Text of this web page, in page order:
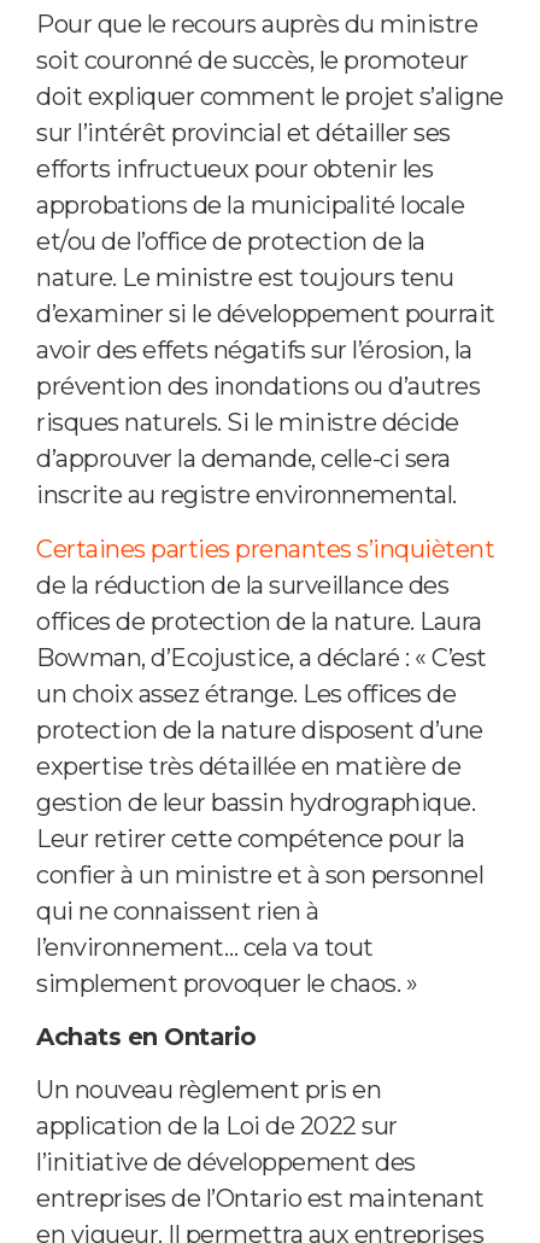
Pour que le recours auprès du ministre
soit couronné de succès, le promoteur
doit expliquer comment le projet s’aligne
sur l’intérêt provincial et détailler ses
efforts infructueux pour obtenir les
approbations de la municipalité locale
et/ou de l’office de protection de la
nature. Le ministre est toujours tenu
d’examiner si le développement pourrait
avoir des effets négatifs sur l’érosion, la
prévention des inondations ou d’autres
risques naturels. Si le ministre décide
d’approuver la demande, celle-ci sera
inscrite au registre environnemental.
Certaines parties prenantes s’inquiètent
de la réduction de la surveillance des
offices de protection de la nature. Laura
Bowman, d’Ecojustice, a déclaré : « C’est
un choix assez étrange. Les offices de
protection de la nature disposent d’une
expertise très détaillée en matière de
gestion de leur bassin hydrographique.
Leur retirer cette compétence pour la
confier à un ministre et à son personnel
qui ne connaissent rien à
l’environnement… cela va tout
simplement provoquer le chaos. »
Achats en Ontario
Un nouveau règlement pris en
application de la Loi de 2022 sur
l’initiative de développement des
entreprises de l’Ontario est maintenant
en vigueur. Il permettra aux entreprises